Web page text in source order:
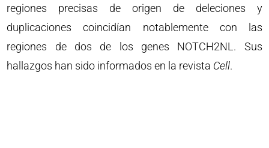
regiones precisas de origen de deleciones y
duplicaciones coincidían notablemente con las
regiones de dos de los genes NOTCH2NL. Sus
hallazgos han sido informados en la revista Cell.